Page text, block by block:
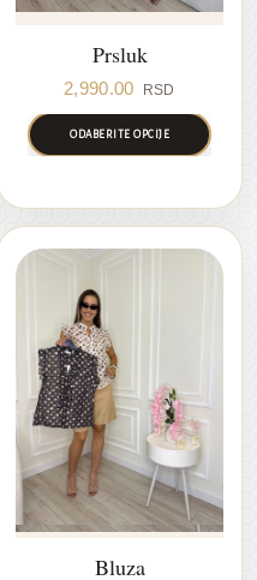
Prsluk
2,990.00 RSD
ODABERITE OPCIJE
Bluza